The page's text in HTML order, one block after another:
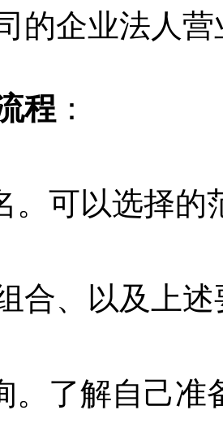
的企业法人
程 ：
。可以选择
合、以及上
。了解自己